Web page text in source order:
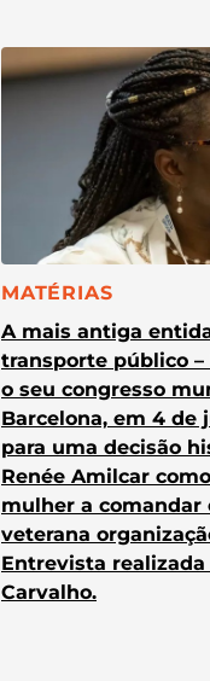
CATEGORIA:
MATÉRIAS
A mais antiga
transporte público –
o seu congresso
Barcelona, em 4 de
para uma decisão
Renée Amilcar
mulher a comandar
veterana
Entrevista realizada
Carvalho.